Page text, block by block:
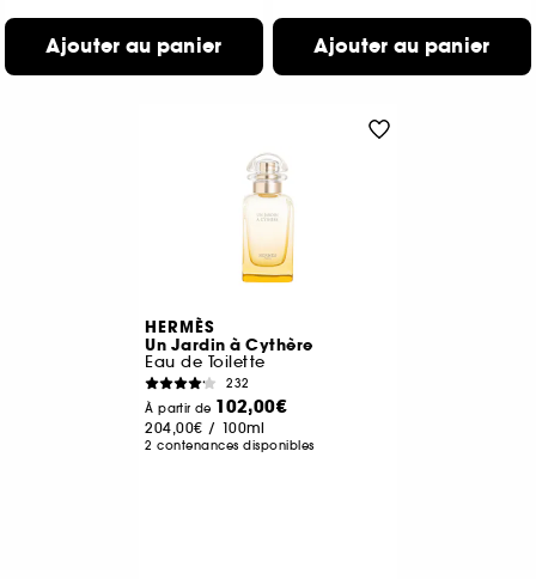
Ajouter au panier Ajouter au panier
HERMÈS
Un Jardin à Cythère
Eau de Toilette
232
À partir de 102,00€
204,00€ / 100ml
2 contenances disponibles